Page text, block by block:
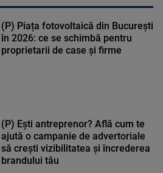
(P) Piața fotovoltaică din București
în 2026: ce se schimbă pentru
proprietarii de case și firme
(P) Ești antreprenor? Află cum te
ajută o campanie de advertoriale
să crești vizibilitatea și încrederea
brandului tău